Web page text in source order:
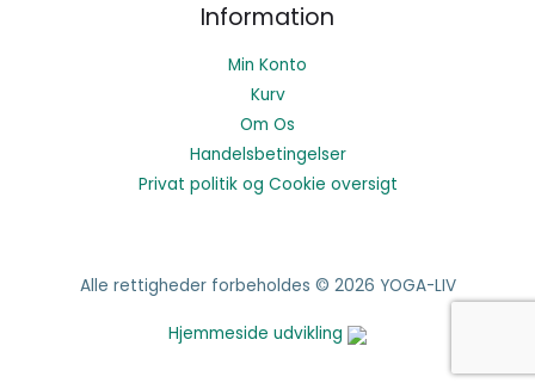
Information
Min Konto
Kurv
Om Os
Handelsbetingelser
Privat politik og Cookie oversigt
Alle rettigheder forbeholdes © 2026 YOGA-LIV
Hjemmeside udvikling